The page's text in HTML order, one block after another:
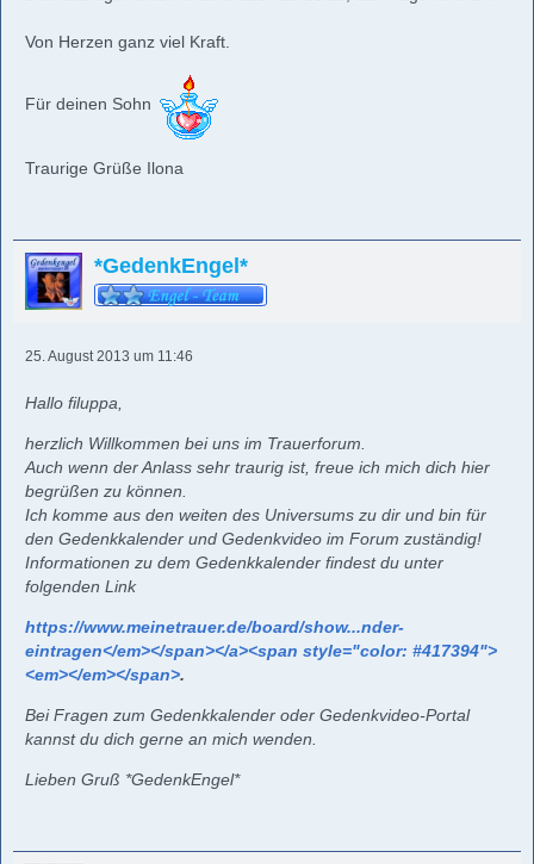
Von Herzen ganz viel Kraft.
Für deinen Sohn
Traurige Grüße Ilona
*GedenkEngel*
25. August 2013 um 11:46
Hallo filuppa,
herzlich Willkommen bei uns im Trauerforum.
Auch wenn der Anlass sehr traurig ist, freue ich mich dich hier
begrüßen zu können.
Ich komme aus den weiten des Universums zu dir und bin für
den Gedenkkalender und Gedenkvideo im Forum zuständig!
Informationen zu dem Gedenkkalender findest du unter
folgenden Link
https://www.meinetrauer.de/board/show...nder-
eintragen</em></span></a><span style="color: #417394">
<em></em></span>.
Bei Fragen zum Gedenkkalender oder Gedenkvideo-Portal
kannst du dich gerne an mich wenden.
Lieben Gruß *GedenkEngel*